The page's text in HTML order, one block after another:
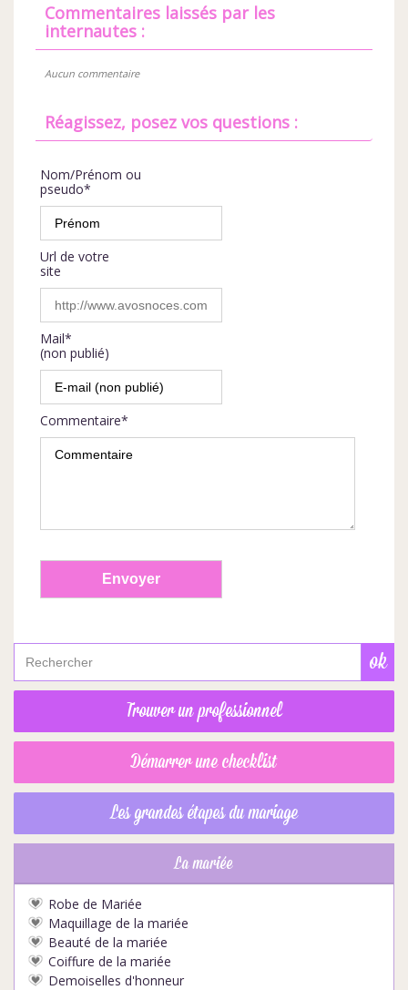
commentaires laissés par les
internautes :
Aucun commentaire
Réagissez, posez vos questions :
Nom/Prénom ou
pseudo*
Url de votre
site
Mail*
(non publié)
Commentaire*
Trouver un professionnel
Démarrer une checklist
Les grandes étapes du mariage
La mariée
Robe de Mariée
Maquillage de la mariée
Beauté de la mariée
Coiffure de la mariée
Demoiselles d'honneur